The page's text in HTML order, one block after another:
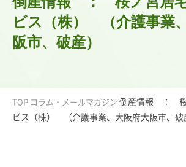
ビス（株） （介護事業
阪市、破産）
TOP コラム・メールマガジン 倒産情報 ： 桜
ビス（株） （介護事業、大阪府大阪市、破